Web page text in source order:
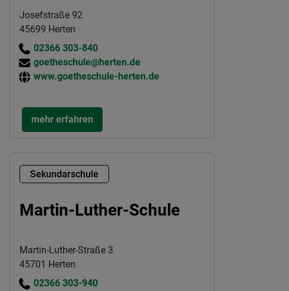
Josefstraße 92
45699 Herten
02366 303-840
goetheschule@herten.de
www.goetheschule-herten.de
mehr erfahren
Sekundarschule
Martin-Luther-Schule
Martin-Luther-Straße 3
45701 Herten
02366 303-940